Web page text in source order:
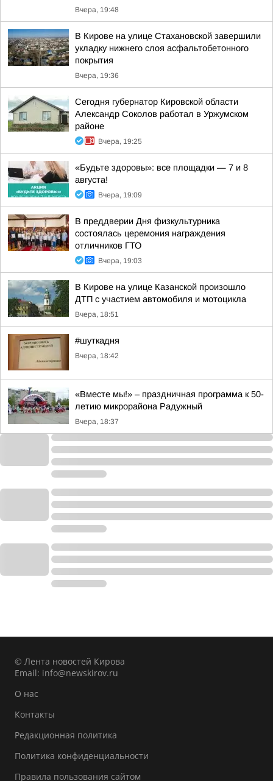
Вчера, 19:48
В Кирове на улице Стахановской завершили
укладку нижнего слоя асфальтобетонного
покрытия
Вчера, 19:36
Сегодня губернатор Кировской области
Александр Соколов работал в Уржумском
районе
Вчера, 19:25
«Будьте здоровы»: все площадки — 7 и 8
августа!
Вчера, 19:09
В преддверии Дня физкультурника
состоялась церемония награждения
отличников ГТО
Вчера, 19:03
В Кирове на улице Казанской произошло
ДТП с участием автомобиля и мотоцикла
Вчера, 18:51
#шуткадня
Вчера, 18:42
«Вместе мы!» – праздничная программа к 50-
летию микрорайона Радужный
Вчера, 18:37
© Лента новостей Кирова
Email: info@newskirov.ru
О нас
Контакты
Редакционная политика
Политика конфиденциальности
Правила пользования сайтом